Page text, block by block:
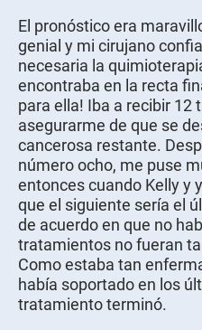
El pronóstico era
genial y mi cirujano
necesaria la
encontraba en la recta
para ella! Iba a recibir
asegurarme de que se
cancerosa restante.
número ocho, me puse
entonces cuando Kelly y
que el siguiente sería el
de acuerdo en que no
tratamientos no fueran
Como estaba tan
había soportado en los
tratamiento terminó.